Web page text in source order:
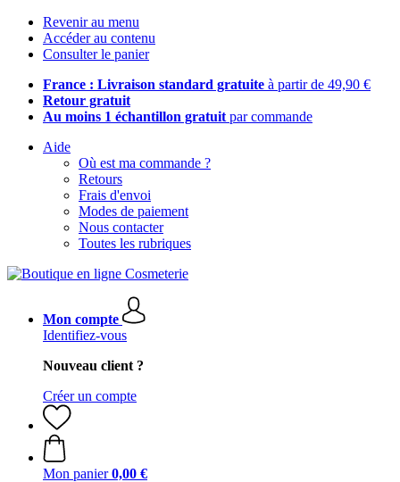
Revenir au menu
Accéder au contenu
Consulter le panier
France : Livraison standard gratuite à partir de 49,90 €
Retour gratuit
Au moins 1 échantillon gratuit par commande
Aide
Où est ma commande ?
Retours
Frais d'envoi
Modes de paiement
Nous contacter
Toutes les rubriques
Mon compte
Identifiez-vous
Nouveau client ?
Créer un compte
Mon panier 0,00 €